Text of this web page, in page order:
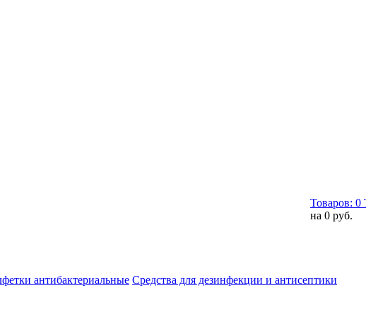
Товаров: 0
на 0 руб.
антибактериальные Средства для дезинфекции и антисептики